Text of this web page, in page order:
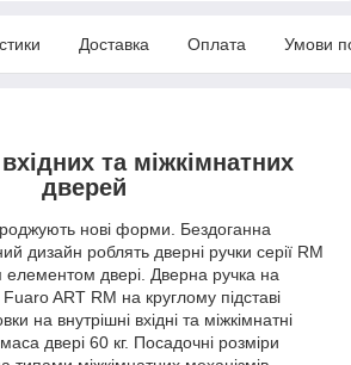
Доставка Оплата Умови
та міжкімнатних
дверей
нові форми. Бездоганна
дизайн роблять дверні ручки серії RM
двері. Дверна ручка на
Fuaro ART RM на круглому підставі
на внутрішні вхідні та міжкімнатні
двері 60 кг. Посадочні розміри